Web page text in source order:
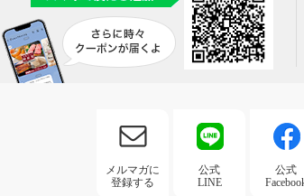
メルマガに
登録する
公式
LINE
公式